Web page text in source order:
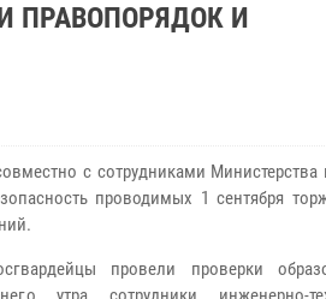
ПРАВОПОРЯДОК И
с сотрудниками Министерства
проводимых 1 сентября
провели проверки